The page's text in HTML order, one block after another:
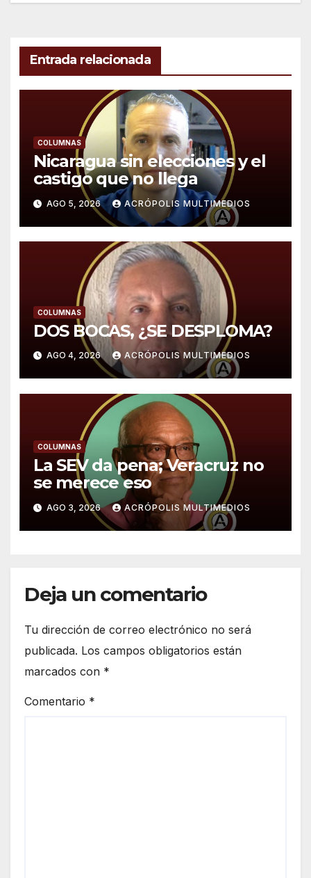
Entrada relacionada
COLUMNAS
Nicaragua sin elecciones y el
castigo que no llega
AGO 5, 2026 ACRÓPOLIS MULTIMEDIOS
COLUMNAS
DOS BOCAS, ¿SE DESPLOMA?
AGO 4, 2026 ACRÓPOLIS MULTIMEDIOS
COLUMNAS
La SEV da pena; Veracruz no
se merece eso
AGO 3, 2026 ACRÓPOLIS MULTIMEDIOS
Deja un comentario
Tu dirección de correo electrónico no será
publicada. Los campos obligatorios están
marcados con *
Comentario *